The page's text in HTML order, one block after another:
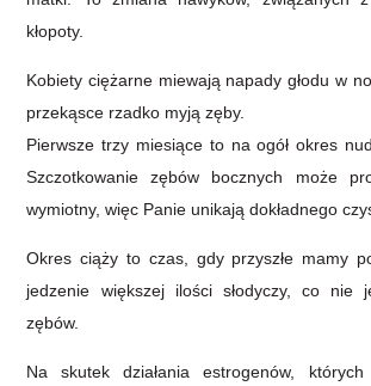
kłopoty.
Kobiety ciężarne miewają napady głodu w
przekąsce rzadko myją zęby.
Pierwsze trzy miesiące to na ogół okres
Szczotkowanie zębów bocznych może
wymiotny, więc Panie unikają dokładnego
Okres ciąży to czas, gdy przyszłe mamy
jedzenie większej ilości słodyczy, co nie
zębów.
Na skutek działania estrogenów,